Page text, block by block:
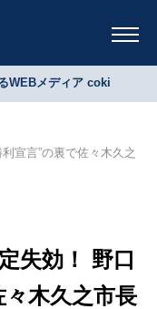
WEBメディア coki
宣言”の裏で佐々木久之
失効！ 野口
木久之市長